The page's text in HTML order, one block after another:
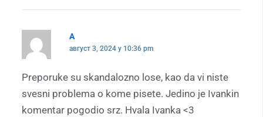
A
август 3, 2024 у 10:36 pm
Preporuke su skandalozno lose, kao da vi niste
svesni problema o kome pisete. Jedino je Ivankin
komentar pogodio srz. Hvala Ivanka <3